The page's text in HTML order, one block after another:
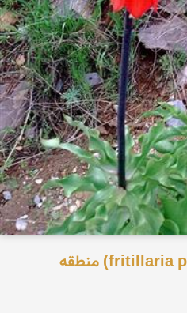
لاله های واژگون (fritillaria persica) منطقه